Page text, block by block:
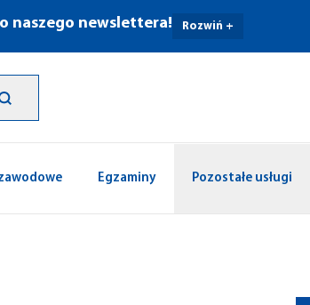
naszego newslettera! Rozwiń +
Egzaminy Pozostałe usługi